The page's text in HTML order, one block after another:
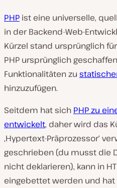
PHP ist eine universelle,
in der Backend-Web-
Kürzel stand ursprünglich für
PHP ursprünglich
Funktionalitäten zu
hinzuzufügen.
Seitdem hat sich PHP zu
entwickelt, daher wird das
‚Hypertext-Präprozessor‘
geschrieben (du musst die
nicht deklarieren), kann in
eingebettet werden und